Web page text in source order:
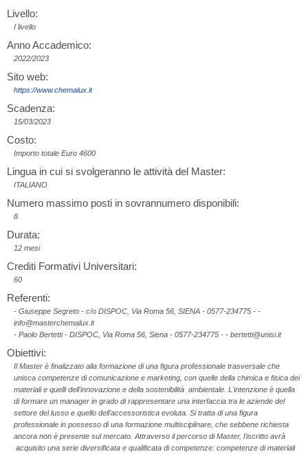
Livello:
I livello
Anno Accademico:
2022/2023
Sito web:
https://www.chemalux.it
Scadenza:
15/03/2023
Costo:
Importo totale Euro 4600
Lingua in cui si svolgeranno le attività del Master:
ITALIANO
Numero massimo posti in sovrannumero disponibili:
8
Durata:
12 mesi
Crediti Formativi Universitari:
60
Referenti:
- Giuseppe Segreto - c/o DISPOC, Via Roma 56, SIENA - 0577-234775 - -
info@masterchemalux.it
- Paolo Bertetti - DISPOC, Via Roma 56, Siena - 0577-234775 - - bertetti@unisi.it
Obiettivi:
Il Master è finalizzato alla formazione di una figura professionale trasversale che
unisca competenze di comunicazione e marketing, con quelle della chimica e fisica dei
materiali e quelli dell'innovazione e della sostenibilità ambientale. L'intenzione è quella
di formare un manager in grado di rappresentare una interfaccia tra le aziende del
settore del lusso e quello dell'accessoristica evoluta. Si tratta di una figura
professionale in possesso di una formazione multisciplinare, che sebbene richiesta
ancora non è presente sul mercato. Attraverso il percorso di Master, l'iscritto avrà
acquisito una serie diversificata e qualificata di competenze: competenze di materiali